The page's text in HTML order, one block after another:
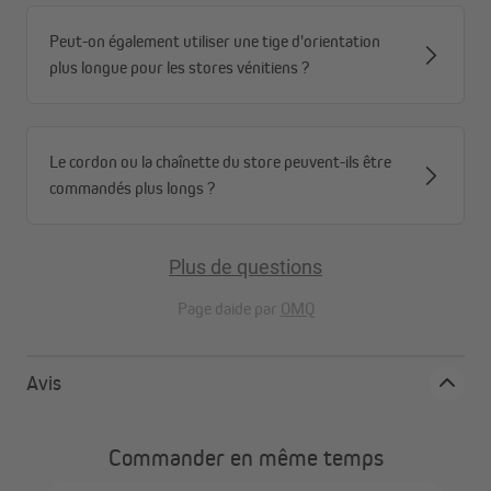
Fixation facile sans perçage
serrant, sans aucun perçage.
Parfait pour les fenêtres en PVC, notamment dans les
laisser de traces ni endommager le cadre.
Peut-on également utiliser une tige d'orientation
plus longue pour les stores vénitiens ?
Le cordon ou la chaînette du store peuvent-ils être
commandés plus longs ?
Plus de questions
Page daide par OMQ
Avis
Commander en même temps